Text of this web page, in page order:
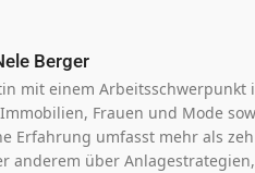
Berger
mit einem Arbeitsschwerpunkt
Frauen und Mode
Erfahrung umfasst mehr als
anderem über Anlagestrategien,